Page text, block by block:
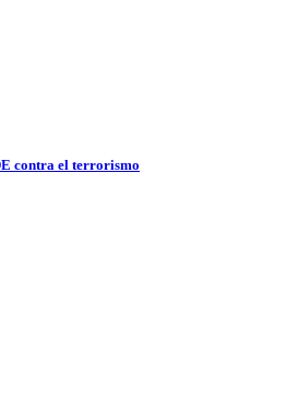
contra el terrorismo